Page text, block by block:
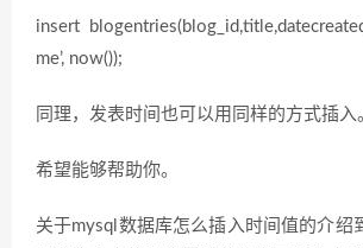
insert
me’, now());
同理，发表时间也可以用同样的方式插入
希望能够帮助你。
关于mysql数据库怎么插入时间值的介绍